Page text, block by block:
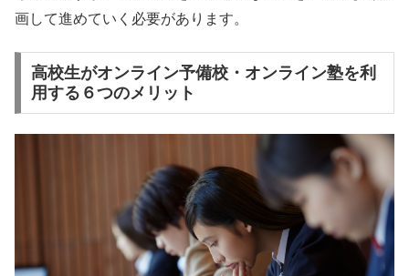
画して進めていく必要があります。
高校生がオンライン予備校・オンライン塾を利
用する６つのメリット